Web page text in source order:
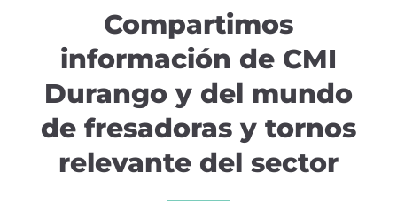
Compartimos
información de CMI
Durango y del mundo
de fresadoras y tornos
relevante del sector